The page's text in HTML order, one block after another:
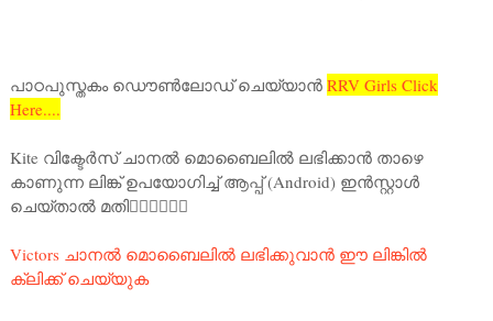
പാഠപുസ്തകം ഡൌൺലോഡ് ചെയ്യാൻ RRV Girls Click
Here....
Kite വിക്ടേർസ് ചാനൽ മൊബൈലിൽ ലഭിക്കാൻ താഴെ
കാണുന്ന ലിങ്ക് ഉപയോഗിച്ച് ആപ്പ് (Android) ഇൻസ്റ്റാൾ
ചെയ്താൽ മതി👇🏻👇🏻👇🏻
Victors ചാനൽ മൊബൈലിൽ ലഭിക്കുവാൻ ഈ ലിങ്കിൽ
ക്ലിക്ക് ചെയ്യുക